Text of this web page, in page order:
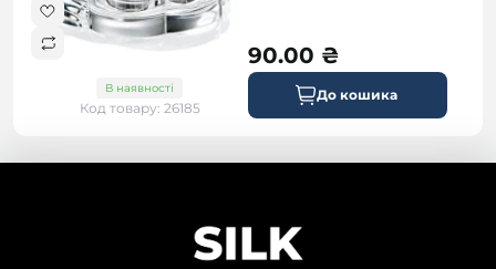
В наявності
Код товару: 26185
90.00 ₴
До кошика